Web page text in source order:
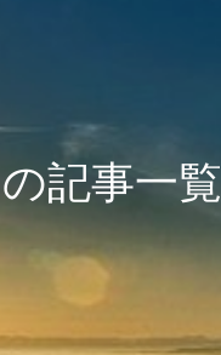
記事一覧